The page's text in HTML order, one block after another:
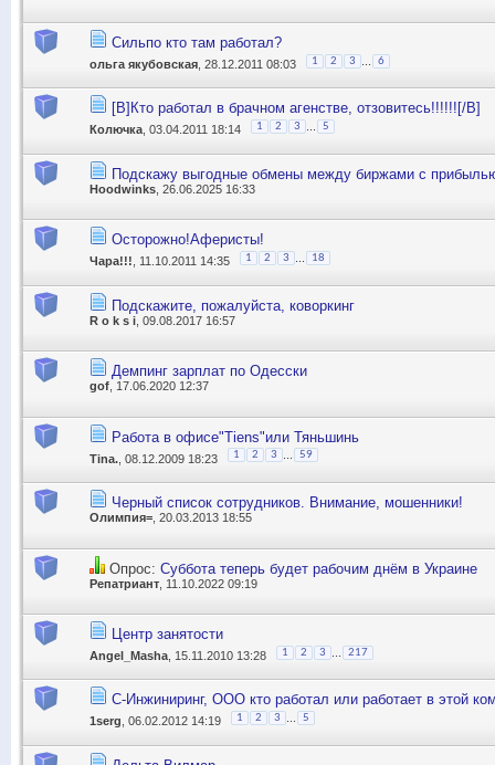
Сильпо кто там работал?
ольга якубовская , 28.12.2011 08:03 1 2 3 6
[B]Кто работал в брачном агенстве, отзовитесь!!!!!![/B]
Колючка , 03.04.2011 18:14 1 2 3 5
Подскажу выгодные обмены между биржами с
Hoodwinks , 26.06.2025 16:33
Осторожно!Аферисты!
Чара!!! , 11.10.2011 14:35 1 2 3 18
Подскажите, пожалуйста, коворкинг
R o k s i , 09.08.2017 16:57
Демпинг зарплат по Одесски
gof , 17.06.2020 12:37
Работа в офисе"Tiens"или Тяньшинь
Tina. , 08.12.2009 18:23 1 2 3 59
Черный список сотрудников. Внимание, мошенники!
Олимпия= , 20.03.2013 18:55
Опрос: Суббота теперь будет рабочим днём в Украине
Репатриант , 11.10.2022 09:19
Центр занятости
Angel_Masha , 15.11.2010 13:28 1 2 3 217
С-Инжиниринг, ООО кто работал или работает в этой
1serg , 06.02.2012 14:19 1 2 3 5